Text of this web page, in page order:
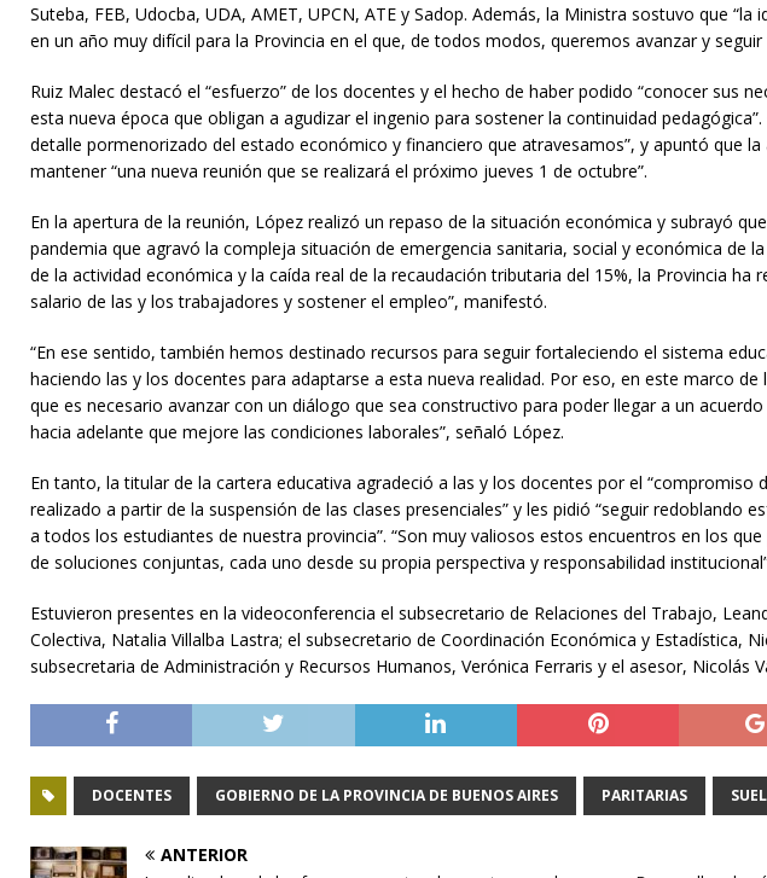
Suteba, FEB, Udocba, UDA, AMET, UPCN, ATE y Sadop. Además, la Ministra sostuvo que
en un año muy difícil para la Provincia en el que, de todos modos, queremos avanzar y
Ruiz Malec destacó el “esfuerzo” de los docentes y el hecho de haber podido “conocer sus
esta nueva época que obligan a agudizar el ingenio para sostener la continuidad
detalle pormenorizado del estado económico y financiero que atravesamos”, y apuntó que
mantener “una nueva reunión que se realizará el próximo jueves 1 de octubre”.
En la apertura de la reunión, López realizó un repaso de la situación económica y subrayó
pandemia que agravó la compleja situación de emergencia sanitaria, social y económica de
de la actividad económica y la caída real de la recaudación tributaria del 15%, la Provincia ha
salario de las y los trabajadores y sostener el empleo”, manifestó.
“En ese sentido, también hemos destinado recursos para seguir fortaleciendo el sistema
haciendo las y los docentes para adaptarse a esta nueva realidad. Por eso, en este marco
que es necesario avanzar con un diálogo que sea constructivo para poder llegar a un
hacia adelante que mejore las condiciones laborales”, señaló López.
En tanto, la titular de la cartera educativa agradeció a las y los docentes por el
realizado a partir de la suspensión de las clases presenciales” y les pidió “seguir redoblando
a todos los estudiantes de nuestra provincia”. “Son muy valiosos estos encuentros en los
de soluciones conjuntas, cada uno desde su propia perspectiva y responsabilidad
Estuvieron presentes en la videoconferencia el subsecretario de Relaciones del Trabajo,
Colectiva, Natalia Villalba Lastra; el subsecretario de Coordinación Económica y Estadística,
subsecretaria de Administración y Recursos Humanos, Verónica Ferraris y el asesor, Nicolás
DOCENTES GOBIERNO DE LA PROVINCIA DE BUENOS AIRES PARITARIAS
ANTERIOR